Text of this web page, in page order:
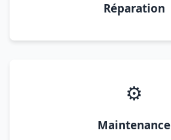
Réparation
⚙️
Maintenance